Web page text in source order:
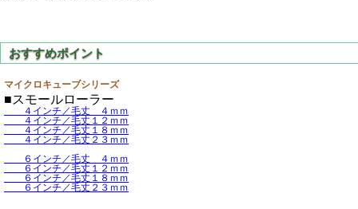
マイクロキューブシリーズ
■スモールローラー
４インチ／毛丈 ４ｍｍ
４インチ／毛丈１２ｍｍ
４インチ／毛丈１８ｍｍ
４インチ／毛丈２３ｍｍ
６インチ／毛丈 ４ｍｍ
６インチ／毛丈１２ｍｍ
６インチ／毛丈１８ｍｍ
６インチ／毛丈２３ｍｍ